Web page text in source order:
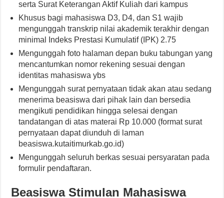
serta Surat Keterangan Aktif Kuliah dari kampus
Khusus bagi mahasiswa D3, D4, dan S1 wajib
mengunggah transkrip nilai akademik terakhir dengan
minimal Indeks Prestasi Kumulatif (IPK) 2.75
Mengunggah foto halaman depan buku tabungan yang
mencantumkan nomor rekening sesuai dengan
identitas mahasiswa ybs
Mengunggah surat pernyataan tidak akan atau sedang
menerima beasiswa dari pihak lain dan bersedia
mengikuti pendidikan hingga selesai dengan
tandatangan di atas materai Rp 10.000 (format surat
pernyataan dapat diunduh di laman
beasiswa.kutaitimurkab.go.id)
Mengunggah seluruh berkas sesuai persyaratan pada
formulir pendaftaran.
Beasiswa Stimulan Mahasiswa